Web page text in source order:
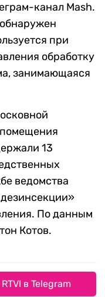
канал Mash.
при
обработку
занимающаяся
13
ведомства
По данным
Котов.
в Telegram